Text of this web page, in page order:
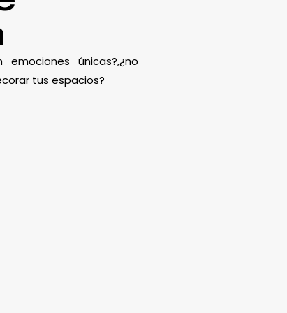
únicas?,¿no
tus espacios?